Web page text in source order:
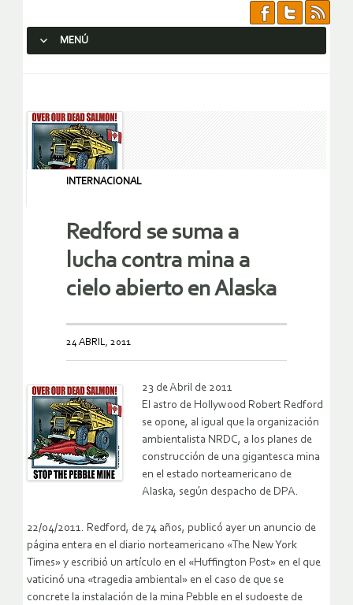
MENÚ
INTERNACIONAL
Redford se suma a
lucha contra mina a
cielo abierto en Alaska
24 ABRIL, 2011
23 de Abril de 2011
El astro de Hollywood Robert Redford
se opone, al igual que la organización
ambientalista NRDC, a los planes de
construcción de una gigantesca mina
en el estado norteamericano de
Alaska, según despacho de DPA.
22/04/2011. Redford, de 74 años, publicó ayer un anuncio de
página entera en el diario norteamericano «The New York
Times» y escribió un artículo en el «Huffington Post» en el que
vaticinó una «tragedia ambiental» en el caso de que se
concrete la instalación de la mina Pebble en el sudoeste de